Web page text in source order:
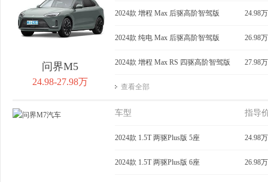
问界M5
24.98-27.98万
2024款 增程 Max 后驱高阶智驾版 24.98万
2024款 纯电 Max 后驱高阶智驾版 26.98万
2024款 增程 Max RS 四驱高阶智驾版 27.98万
查看全部
车型 指导
2024款 1.5T 两驱Plus版 5座 24.98万
2024款 1.5T 两驱Plus版 6座 26.98万